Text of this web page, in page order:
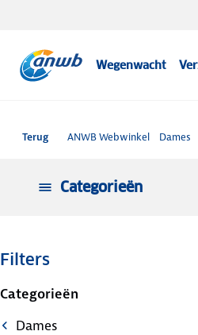
Wegenwacht
Terug ANWB Webwinkel Dames
Categorieën
Filters
Categorieën
Dames